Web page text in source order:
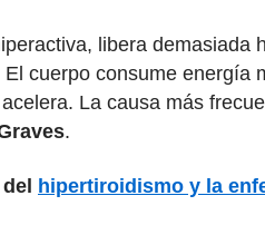
libera demasiada
El cuerpo consume energía
La causa más
.
hipertiroidismo y la